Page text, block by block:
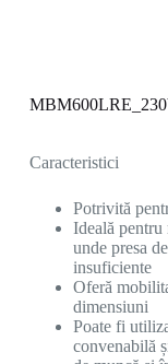
Caracteristici
Potrivită
Ideală pentru
unde presa
insuficiente
Oferă
dimensiuni
Poate fi
convenabilă